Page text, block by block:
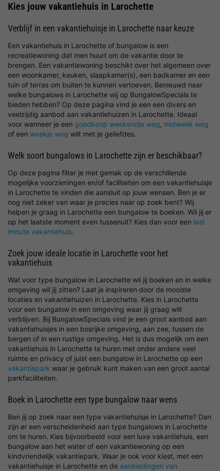
Kies jouw vakantiehuis in Larochette
Verblijf in een vakantiehuisje in Larochette naar keuze
Een vakantiehuis in Larochette of bungalow is een
recreatiewoning dat men huurt om de vakantie door te
brengen. Een vakantiewoning beschikt over het algemeen over
een woonkamer, keuken, slaapkamer(s), een badkamer en een
tuin of terras om buiten te kunnen vertoeven. Benieuwd naar
welke bungalows in Larochette wij op BungalowSpecials te
bieden hebben? Op deze pagina vind je een een divers en
veelzijdig aanbod aan vakantiehuizen in Larochette. Ideaal
voor wanneer je een goedkoop weekendje weg, midweek weg
of een weekje weg wilt met je geliefdes.
Welk soort bungalows in Larochette zijn er beschikbaar?
Op deze pagina filter je met gemak op de verschillende
mogelijke voorzieningen en/of faciliteiten om een vakantiehuisje
in Larochette te vinden die aansluit op jouw wensen. Ben je er
nog niet zeker van waar je precies naar op zoek bent? Wij
helpen je graag in Larochette een bungalow te boeken. Wil jij er
op het laatste moment even tussenuit? Kies dan voor een last
minute vakantiehuis.
Zoek jouw ideale locatie in Larochette voor het
vakantiehuis
Wat voor type bungalow in Larochette wil jij boeken en in welke
omgeving wil jij zitten? Laat je inspireren door de mooiste
locaties en vakantiehuizen in Larochette. Kies in Larochette
voor een bungalow in een omgeving waar jij graag wilt
verblijven. Bij BungalowSpecials vind je een groot aanbod aan
vakantiehuisjes in een bosrijke omgeving, aan zee, tussen de
bergen of in een rustige omgeving. Het is dus mogelijk om een
vakantiehuis in Larochette te huren met onder andere veel
ruimte en privacy of juist een bungalow in Larochette op een
vakantiepark waar je gebruik kunt maken van een groot aantal
parkfaciliteiten.
Boek in Larochette een type bungalow naar wens
Ben jij op zoek naar een type vakantiehuisje in Larochette? Dan
zijn er een verscheidenheid aan type bungalows in Larochette
om te huren. Kies bijvoorbeeld voor een luxe vakantiehuis, een
bungalow aan het water of een vakantiewoning op een
kindvriendelijk vakantiepark. Waar je ook voor kiest, met een
vakantiehuisje in Larochette en de aanbiedingen van